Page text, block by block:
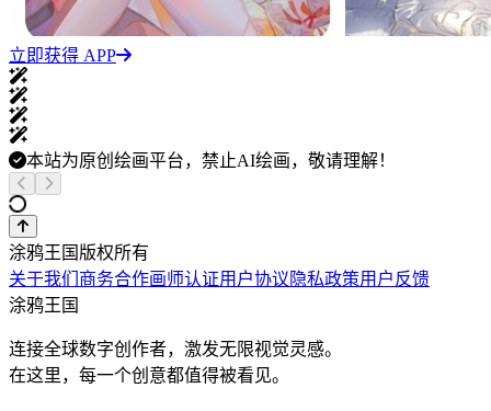
立即获得 APP
本站为原创绘画平台，禁止AI绘画，敬请理解！
涂鸦王国版权所有
关于我们 商务合作画师认证用户协议 隐私政策用户反馈
涂鸦王国
连接全球数字创作者，激发无限视觉灵感。
在这里，每一个创意都值得被看见。